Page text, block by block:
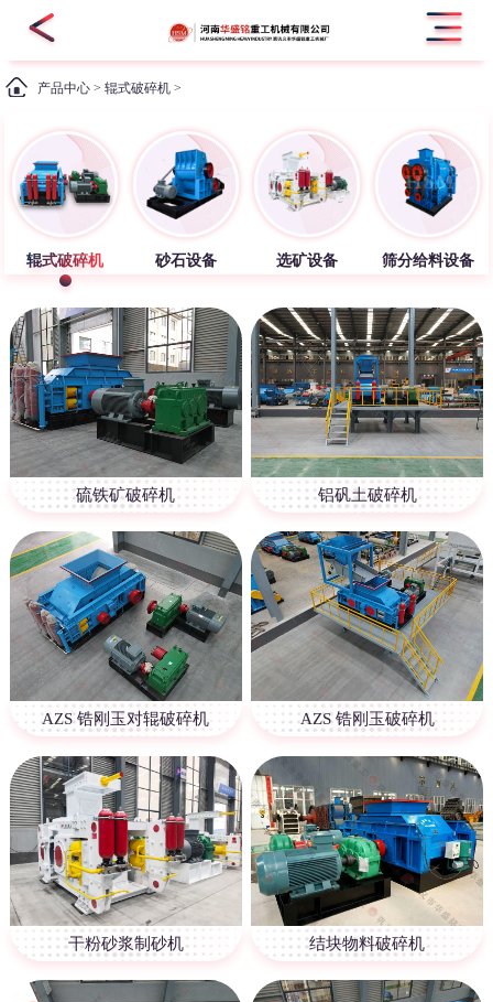
产品中心 >辊式破碎机 >
辊式破碎机 砂石设备 选矿设备 筛分给料设备
硫铁矿破碎机 铝矾土破碎机
AZS 锆刚玉对辊破碎机 AZS 锆刚玉破碎机
干粉砂浆制砂机 结块物料破碎机